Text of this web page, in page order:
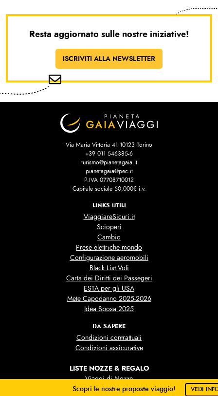
Scopri le nostre proposte viaggio! VEDI
Resta aggiornato sulle nostre iniziative!
ISCRIVITI ALLA NEWSLETTER
Via Maria Vittoria 41 10123 Torino
+39 011 546385-6
turismo@pianetagaia.it
pianetagaia@pec.it
P.IVA 07708710012
Capitale sociale 50,000€ i.v.
LINKS UTILI
ViaggiareSicuri.it
Scioperi
Cambio
Prese elettriche mondo
Configurazione aeromobili
Black List Voli
Carta dei Diritti dei Passegeri
ESTA per gli USA
Mete Capodanno 2025-2026
Idea Sposa 2025
DA SAPERE
Condizioni contrattuali
Condizioni assicurative
LISTE NOZZE & REGALO
Viaggi di Nozze
Liste Nozze